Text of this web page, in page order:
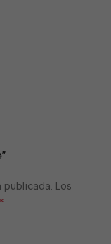
Los
*